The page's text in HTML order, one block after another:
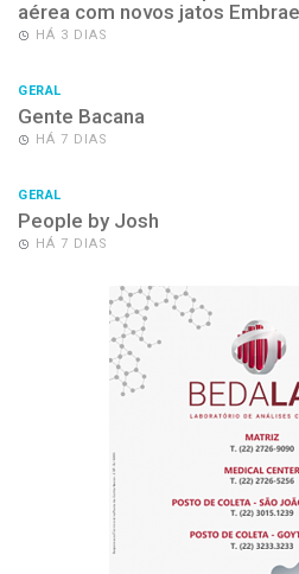
aérea com novos jatos
HÁ 3 DIAS
GERAL
Gente Bacana
HÁ 7 DIAS
GERAL
People by Josh
HÁ 7 DIAS